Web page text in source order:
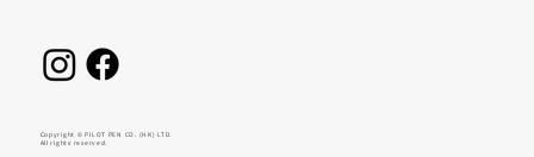
Copyright © PILOT PEN CO. (HK) LTD.
All rights reserved.